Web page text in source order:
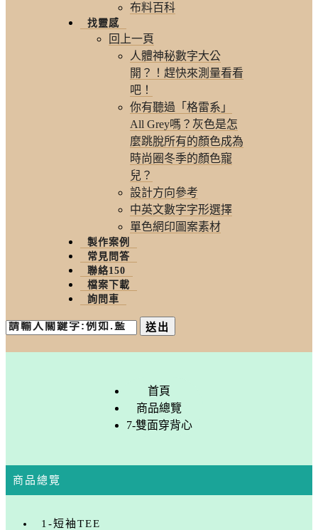
布料百科
找靈感
回上一頁
人體神秘數字大公
開？！趕快來測量看看
吧！
你有聽過「格雷系」
All Grey嗎？灰色是怎
麼跳脫所有的顏色成為
時尚圈冬季的顏色寵
兒？
設計方向參考
中英文數字字形選擇
單色網印圖案素材
製作案例
常見問答
聯絡150
檔案下載
詢問車
送出
首頁
商品總覽
7-雙面穿背心
商品總覽
1-短袖TEE